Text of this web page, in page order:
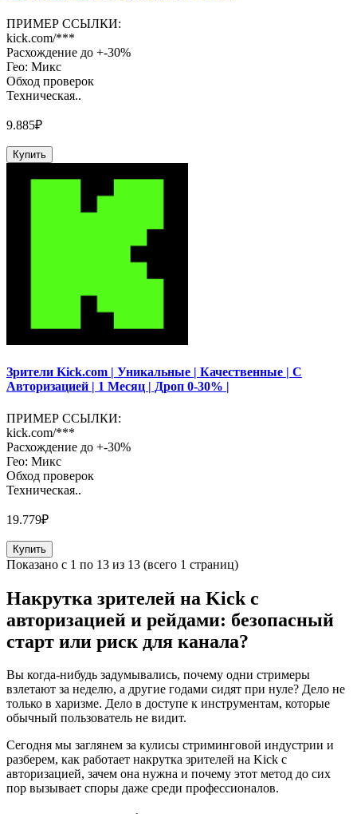
ПРИМЕР ССЫЛКИ:
kick.com/***
Расхождение до +-30%
Гео: Микс
Обход проверок
Техническая..
9.885₽
Купить
Зрители Kick.com | Уникальные | Качественные | С
Авторизацией | 1 Месяц | Дроп 0-30% |
ПРИМЕР ССЫЛКИ:
kick.com/***
Расхождение до +-30%
Гео: Микс
Обход проверок
Техническая..
19.779₽
Купить
Показано с 1 по 13 из 13 (всего 1 страниц)
Накрутка зрителей на Kick с
авторизацией и рейдами: безопасный
старт или риск для канала?
Вы когда-нибудь задумывались, почему одни стримеры
взлетают за неделю, а другие годами сидят при нуле? Дело не
только в харизме. Дело в доступе к инструментам, которые
обычный пользователь не видит.
Сегодня мы заглянем за кулисы стриминговой индустрии и
разберем, как работает накрутка зрителей на Kick с
авторизацией, зачем она нужна и почему этот метод до сих
пор вызывает споры даже среди профессионалов.